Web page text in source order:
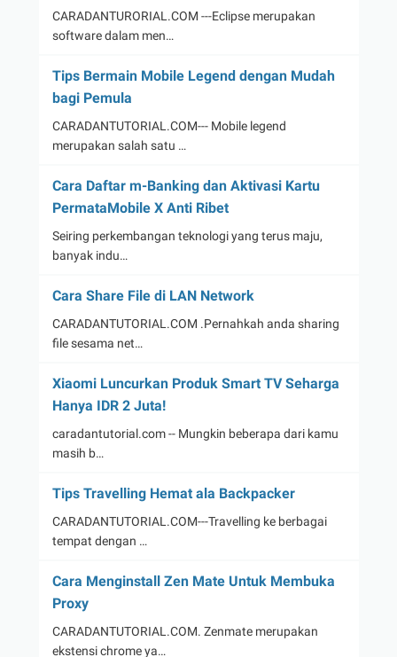
CARADANTURORIAL.COM ---Eclipse merupakan
software dalam men…
Tips Bermain Mobile Legend dengan Mudah
bagi Pemula
CARADANTUTORIAL.COM--- Mobile legend
merupakan salah satu …
Cara Daftar m-Banking dan Aktivasi Kartu
PermataMobile X Anti Ribet
Seiring perkembangan teknologi yang terus maju,
banyak indu…
Cara Share File di LAN Network
CARADANTUTORIAL.COM .Pernahkah anda sharing
file sesama net…
Xiaomi Luncurkan Produk Smart TV Seharga
Hanya IDR 2 Juta!
caradantutorial.com -- Mungkin beberapa dari kamu
masih b…
Tips Travelling Hemat ala Backpacker
CARADANTUTORIAL.COM---Travelling ke berbagai
tempat dengan …
Cara Menginstall Zen Mate Untuk Membuka
Proxy
CARADANTUTORIAL.COM. Zenmate merupakan
ekstensi chrome ya…